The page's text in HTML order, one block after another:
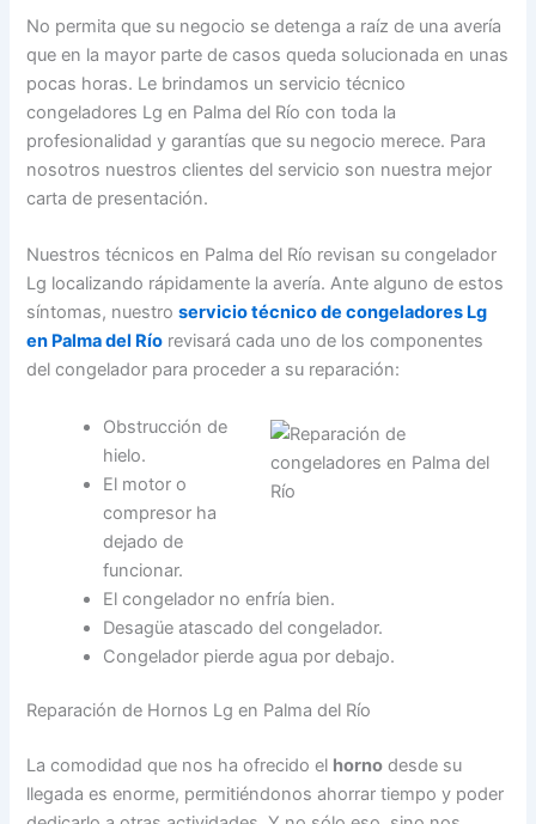
No permita que su negocio se detenga a raíz de una avería
que en la mayor parte de casos queda solucionada en unas
pocas horas. Le brindamos un servicio técnico
congeladores Lg en Palma del Río con toda la
profesionalidad y garantías que su negocio merece. Para
nosotros nuestros clientes del servicio son nuestra mejor
carta de presentación.
Nuestros técnicos en Palma del Río revisan su congelador
Lg localizando rápidamente la avería. Ante alguno de estos
síntomas, nuestroservicio técnico de congeladores Lg
en Palma del Río revisará cada uno de los componentes
del congelador para proceder a su reparación:
Obstrucción de
hielo.
El motor o
compresor ha
dejado de
funcionar.
El congelador no enfría bien.
Desagüe atascado del congelador.
Congelador pierde agua por debajo.
Reparación de Hornos Lg en Palma del Río
La comodidad que nos ha ofrecido el horno desde su
llegada es enorme, permitiéndonos ahorrar tiempo y poder